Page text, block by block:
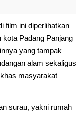
film ini diperlihatkan
kota Padang Panjang
yang tampak
alam sekaligus
masyarakat
surau, yakni rumah